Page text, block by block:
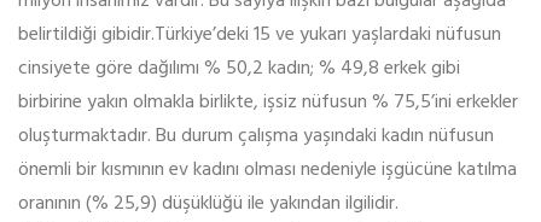
belirtildiği gibidir.Türkiye’deki 15 ve yukarı yaşlardaki nüfusun
cinsiyete göre dağılımı % 50,2 kadın; % 49,8 erkek gibi
birbirine yakın olmakla birlikte, işsiz nüfusun % 75,5’ini erkekler
oluşturmaktadır. Bu durum çalışma yaşındaki kadın nüfusun
önemli bir kısmının ev kadını olması nedeniyle işgücüne katılma
oranının (% 25,9) düşüklüğü ile yakından ilgilidir.